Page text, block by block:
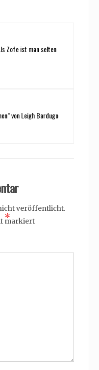
Zofe ist man selten
von Leigh Bardugo
veröffentlicht.
*
markiert